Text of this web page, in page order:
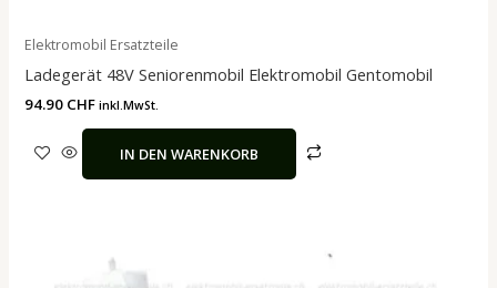
Elektromobil Ersatzteile
Ladegerät 48V Seniorenmobil Elektromobil Gentomobil
94.90 CHF inkl.MwSt.
IN DEN WARENKORB